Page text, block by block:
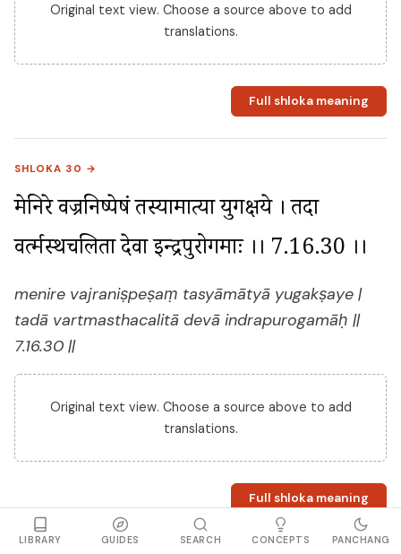
Original text view. Choose a source above to add
translations.
Full shloka meaning
SHLOKA 30 →
मेनिरे वज्रनिष्पेषं तस्यामात्या युगक्षये । तदा
वर्त्मस्थचलिता देवा इन्द्रपुरोगमाः ।। 7.16.30 ।।
menire vajraniṣpeṣaṃ tasyāmātyā yugakṣaye |
tadā vartmasthacalitā devā indrapurogamāḥ ||
7.16.30 ||
Original text view. Choose a source above to add
translations.
Full shloka meaning
LIBRARY GUIDES SEARCH CONCEPTS PANCHANG